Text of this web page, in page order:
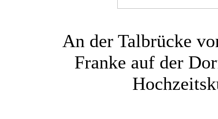
An der Talbrücke
Franke auf der